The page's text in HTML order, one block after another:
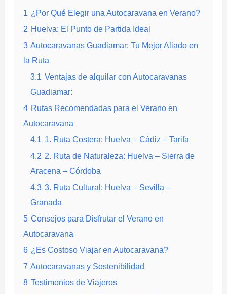
1 ¿Por Qué Elegir una Autocaravana en Verano?
2 Huelva: El Punto de Partida Ideal
3 Autocaravanas Guadiamar: Tu Mejor Aliado en
la Ruta
3.1 Ventajas de alquilar con Autocaravanas
Guadiamar:
4 Rutas Recomendadas para el Verano en
Autocaravana
4.1 1. Ruta Costera: Huelva – Cádiz – Tarifa
4.2 2. Ruta de Naturaleza: Huelva – Sierra de
Aracena – Córdoba
4.3 3. Ruta Cultural: Huelva – Sevilla –
Granada
5 Consejos para Disfrutar el Verano en
Autocaravana
6 ¿Es Costoso Viajar en Autocaravana?
7 Autocaravanas y Sostenibilidad
8 Testimonios de Viajeros